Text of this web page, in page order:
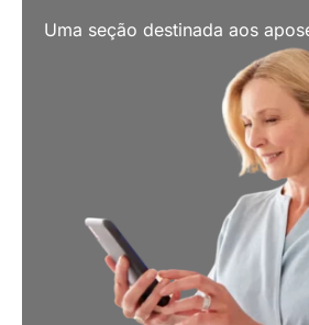
Uma seção destinada aos